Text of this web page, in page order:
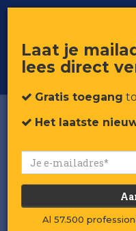
Voor professionals in retail &
Laat je
lees direct
Gratis toegang
Het laatste
Al 57.500